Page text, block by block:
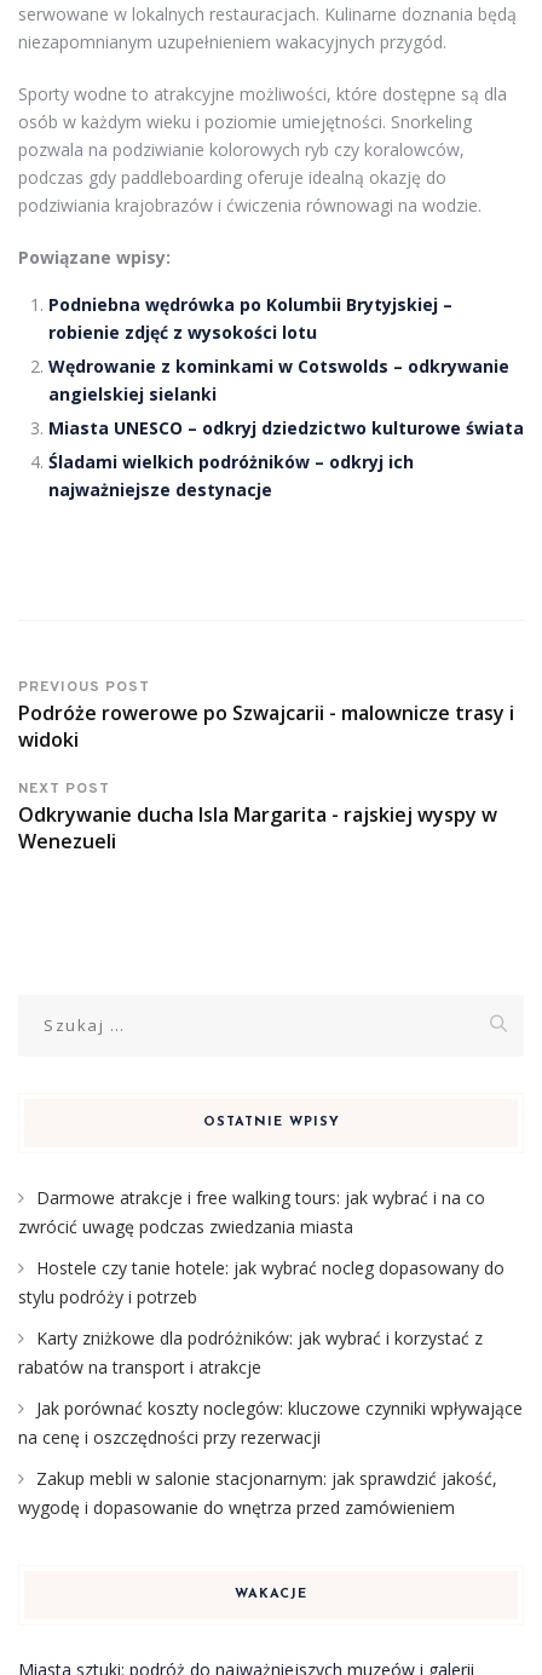
serwowane w lokalnych restauracjach. Kulinarne doznania będą
niezapomnianym uzupełnieniem wakacyjnych przygód.
Sporty wodne to atrakcyjne możliwości, które dostępne są dla
osób w każdym wieku i poziomie umiejętności. Snorkeling
pozwala na podziwianie kolorowych ryb czy koralowców,
podczas gdy paddleboarding oferuje idealną okazję do
podziwiania krajobrazów i ćwiczenia równowagi na wodzie.
Powiązane wpisy:
Podniebna wędrówka po Kolumbii Brytyjskiej –
robienie zdjęć z wysokości lotu
Wędrowanie z kominkami w Cotswolds – odkrywanie
angielskiej sielanki
Miasta UNESCO – odkryj dziedzictwo kulturowe świata
Śladami wielkich podróżników – odkryj ich
najważniejsze destynacje
PREVIOUS POST
Podróże rowerowe po Szwajcarii - malownicze trasy i
widoki
NEXT POST
Odkrywanie ducha Isla Margarita - rajskiej wyspy w
Wenezueli
OSTATNIE WPISY
Darmowe atrakcje i free walking tours: jak wybrać i na co
zwrócić uwagę podczas zwiedzania miasta
Hostele czy tanie hotele: jak wybrać nocleg dopasowany do
stylu podróży i potrzeb
Karty zniżkowe dla podróżników: jak wybrać i korzystać z
rabatów na transport i atrakcje
Jak porównać koszty noclegów: kluczowe czynniki wpływające
na cenę i oszczędności przy rezerwacji
Zakup mebli w salonie stacjonarnym: jak sprawdzić jakość,
wygodę i dopasowanie do wnętrza przed zamówieniem
WAKACJE
Miasta sztuki: podróż do najważniejszych muzeów i galerii